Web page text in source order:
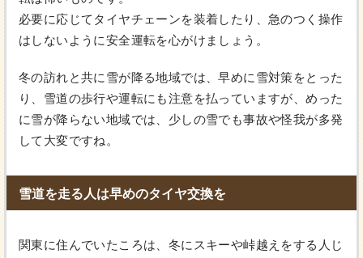
必要に応じてタイヤチェーンを装着したり、急のつく操作
はしないように安全運転を心がけましょう。
冬の訪れと共に雪が降る地域では、早めに雪対策をとった
り、雪道の歩行や運転にも注意を払っていますが、めった
に雪が降らない地域では、少しの雪でも事故や怪我が多発
して大変ですね。
雪道を走る人は早めのタイヤ交換を
関東に住んでいたころは、冬にスキーや峠越えをする人じ